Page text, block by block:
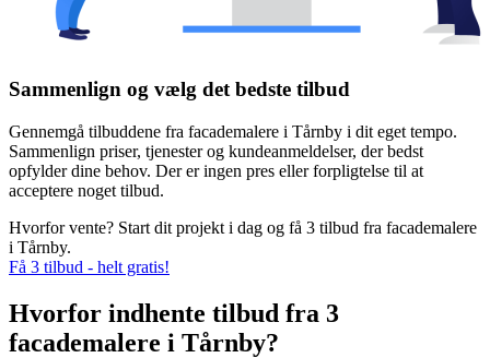
Sammenlign og vælg det bedste tilbud
Gennemgå tilbuddene fra facademalere i Tårnby i dit eget tempo.
Sammenlign priser, tjenester og kundeanmeldelser, der bedst
opfylder dine behov. Der er ingen pres eller forpligtelse til at
acceptere noget tilbud.
Hvorfor vente? Start dit projekt i dag og få 3 tilbud fra facademalere
i Tårnby.
Få 3 tilbud - helt gratis!
Hvorfor indhente tilbud fra 3
facademalere i Tårnby?